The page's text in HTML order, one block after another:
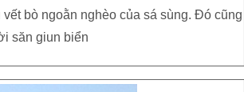
bò ngoằn nghèo của sá sùng. Đó cũng
săn giun biển